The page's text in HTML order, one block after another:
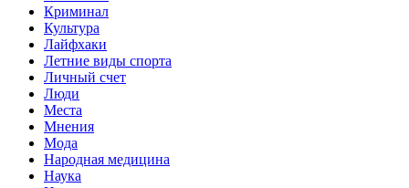
Криминал
Культура
Лайфхаки
Летние виды спорта
Личный счет
Люди
Места
Мнения
Мода
Народная медицина
Наука